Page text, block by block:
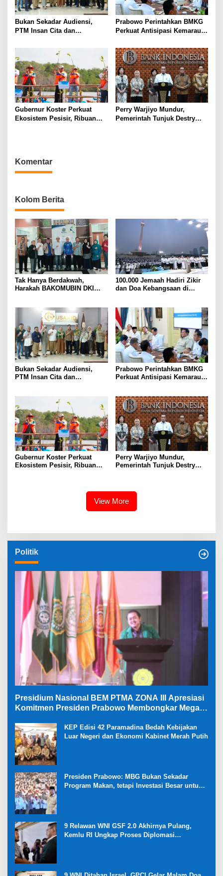
Bukan Sekadar Audiensi,
PTM Insan Cita dan
Kolaborasi Open Turnamen
Tenis Meja
Prabowo Perintahkan BMKG
Perkuat Antisipasi Kemarau
Gubernur Koster Perkuat
Ekosistem Pesisir, Ribuan
Perry Warjiyo Mundur,
Pemerintah Tunjuk Destry
Komentar
Kolom Berita
Tak Hanya Berdakwah,
Harakah BAKOMUBIN DKI
Bersama LKLH FH UHAMKA
100.000 Jemaah Hadiri Zikir
dan Doa Kebangsaan di
Bukan Sekadar Audiensi,
PTM Insan Cita dan
Prabowo Perintahkan BMKG
Perkuat Antisipasi Kemarau
Gubernur Koster Perkuat
Ekosistem Pesisir, Ribuan
Perry Warjiyo Mundur,
Pemerintah Tunjuk Destry
View More
Politik
Presidium Nasional BEM PTMA ZONA III Apresiasi
Komitmen Presiden Prabowo Membongkar Mega
KEP Edisi 42 Paramadina Bedah Kebijakan
Luar Negeri dan Ekonomi Kabinet Merah Putih
Presiden Prabowo: MBG Bukan Sekadar
Program Makan, tetapi Investasi Besar untuk
9 Relawan WNI GSF 2.0 Akhirnya Pulang,
Kemlu RI Ungkap Proses Diplomasi